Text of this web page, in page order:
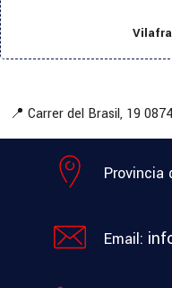
📍 Carrer del Brasil, 19
Provincia
Email: